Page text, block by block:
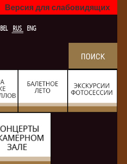
Версия для слабовидящих
BEL RUS ENG